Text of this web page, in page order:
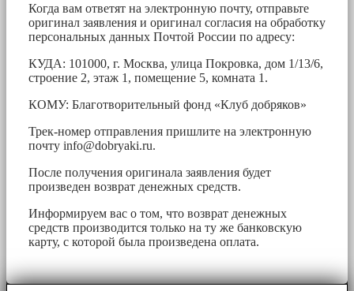
Когда вам ответят на электронную почту, отправьте
оригинал заявления и оригинал согласия на обработку
персональных данных Почтой России по адресу:
КУДА: 101000, г. Москва, улица Покровка, дом 1/13/6,
строение 2, этаж 1, помещение 5, комната 1.
КОМУ: Благотворительный фонд «Клуб добряков»
Трек-номер отправления пришлите на электронную
почту info@dobryaki.ru.
После получения оригинала заявления будет
произведен возврат денежных средств.
Информируем вас о том, что возврат денежных
средств производится только на ту же банковскую
карту, с которой была произведена оплата.